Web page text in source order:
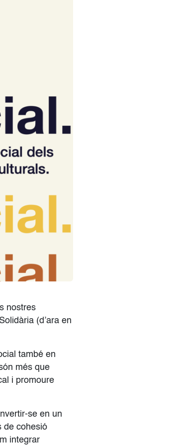
nostres
(d’ara en
també en
més que
i promoure
se en un
de cohesió
integrar